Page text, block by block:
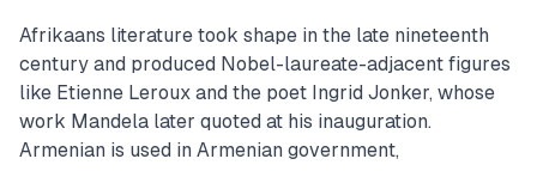
Afrikaans literature took shape in the late nineteenth
century and produced Nobel-laureate-adjacent figures
like Etienne Leroux and the poet Ingrid Jonker, whose
work Mandela later quoted at his inauguration.
Armenian is used in Armenian government,